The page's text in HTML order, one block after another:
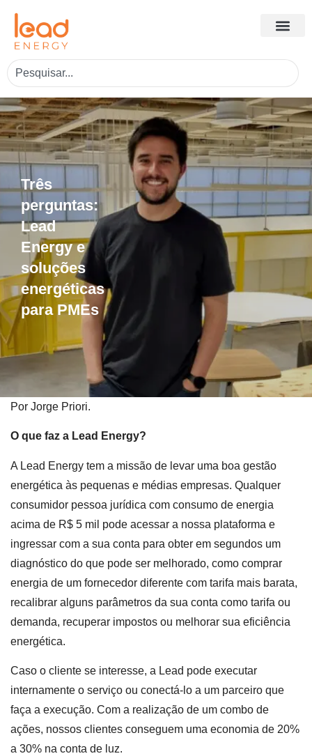
Três
perguntas:
Lead
Energy e
soluções
energéticas
para PMEs
Por Jorge Priori.
O que faz a Lead Energy?
A Lead Energy tem a missão de levar uma boa gestão
energética às pequenas e médias empresas. Qualquer
consumidor pessoa jurídica com consumo de energia
acima de R$ 5 mil pode acessar a nossa plataforma e
ingressar com a sua conta para obter em segundos um
diagnóstico do que pode ser melhorado, como comprar
energia de um fornecedor diferente com tarifa mais barata,
recalibrar alguns parâmetros da sua conta como tarifa ou
demanda, recuperar impostos ou melhorar sua eficiência
energética.
Caso o cliente se interesse, a Lead pode executar
internamente o serviço ou conectá-lo a um parceiro que
faça a execução. Com a realização de um combo de
ações, nossos clientes conseguem uma economia de 20%
a 30% na conta de luz.